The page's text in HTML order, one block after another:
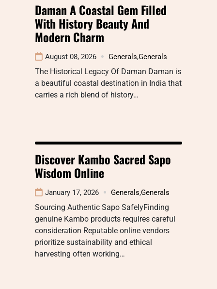
Daman A Coastal Gem Filled
With History Beauty And
Modern Charm
August 08, 2026 Generals,Generals
The Historical Legacy Of Daman Daman is
a beautiful coastal destination in India that
carries a rich blend of history…
Discover Kambo Sacred Sapo
Wisdom Online
January 17, 2026 Generals,Generals
Sourcing Authentic Sapo SafelyFinding
genuine Kambo products requires careful
consideration Reputable online vendors
prioritize sustainability and ethical
harvesting often working…